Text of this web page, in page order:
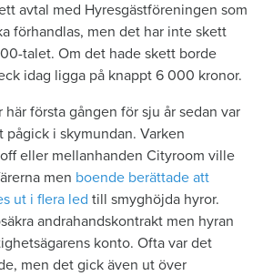
avtal med Hyresgästföreningen som
förhandlas, men det har inte skett
talet. Om det hade skett borde
idag ligga på knappt 6 000 kronor.
här första gången för sju år sedan var
i skymundan. Varken
eller mellanhanden Cityroom ville
men boende berättade att
ut i flera led till smyghöjda hyror.
andrahandskontrakt men hyran
konto. Ofta var det
men det gick även ut över